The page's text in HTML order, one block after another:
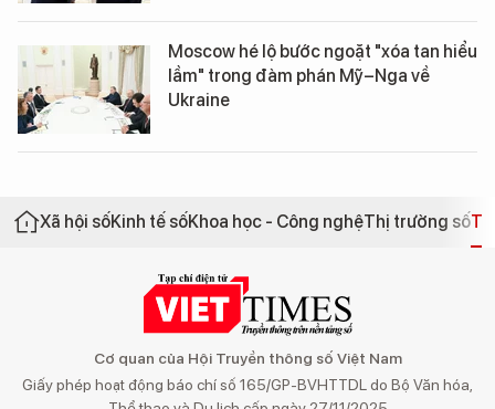
Moscow hé lộ bước ngoặt "xóa tan hiểu
lầm" trong đàm phán Mỹ–Nga về
Ukraine
Xã hội sốKinh tế sốKhoa học - Công nghệThị trường số
Cơ quan của Hội Truyền thông số Việt Nam
Giấy phép hoạt động báo chí số 165/GP-BVHTTDL do Bộ Văn hóa,